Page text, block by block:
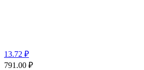
13.72 ₽
791.00 ₽